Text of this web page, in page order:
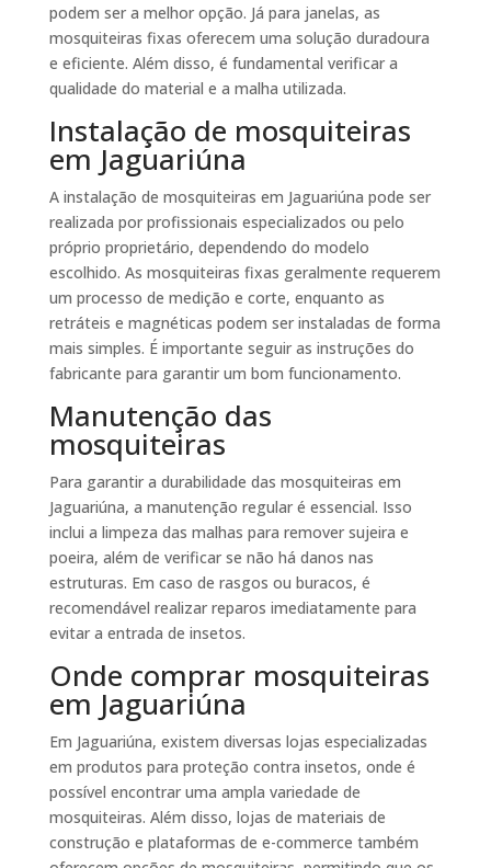
podem ser a melhor opção. Já para janelas, as
mosquiteiras fixas oferecem uma solução duradoura
e eficiente. Além disso, é fundamental verificar a
qualidade do material e a malha utilizada.
Instalação de mosquiteiras
em Jaguariúna
A instalação de mosquiteiras em Jaguariúna pode ser
realizada por profissionais especializados ou pelo
próprio proprietário, dependendo do modelo
escolhido. As mosquiteiras fixas geralmente requerem
um processo de medição e corte, enquanto as
retráteis e magnéticas podem ser instaladas de forma
mais simples. É importante seguir as instruções do
fabricante para garantir um bom funcionamento.
Manutenção das
mosquiteiras
Para garantir a durabilidade das mosquiteiras em
Jaguariúna, a manutenção regular é essencial. Isso
inclui a limpeza das malhas para remover sujeira e
poeira, além de verificar se não há danos nas
estruturas. Em caso de rasgos ou buracos, é
recomendável realizar reparos imediatamente para
evitar a entrada de insetos.
Onde comprar mosquiteiras
em Jaguariúna
Em Jaguariúna, existem diversas lojas especializadas
em produtos para proteção contra insetos, onde é
possível encontrar uma ampla variedade de
mosquiteiras. Além disso, lojas de materiais de
construção e plataformas de e-commerce também